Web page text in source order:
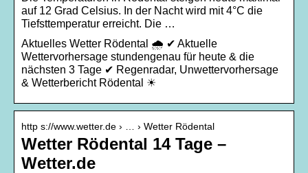
auf 12 Grad Celsius. In der Nacht wird mit 4°C die
Tiefsttemperatur erreicht. Die …
Aktuelles Wetter Rödental 🌧️ ✔ Aktuelle
Wettervorhersage stundengenau für heute & die
nächsten 3 Tage ✔ Regenradar, Unwettervorhersage
& Wetterbericht Rödental ☀
http s://www.wetter.de › … › Wetter Rödental
Wetter Rödental 14 Tage –
Wetter.de